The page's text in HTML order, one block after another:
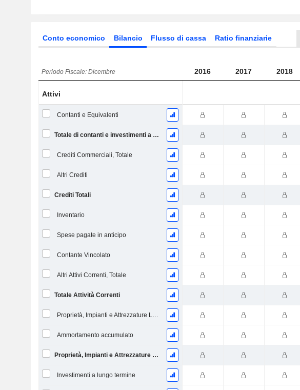
Conto economico Bilancio Flusso di cassa Ratio finanziarie
Periodo Fiscale: Dicembre 2016 2017 2018
Attivi
Contanti e Equivalenti
Totale di contanti e investimenti a breve termine
Crediti Commerciali, Totale
Altri Crediti
Crediti Totali
Inventario
Spese pagate in anticipo
Contante Vincolato
Altri Attivi Correnti, Totale
Totale Attività Correnti
Proprietà, Impianti e Attrezzature Lordi
Ammortamento accumulato
Proprietà, Impianti e Attrezzature Nette
Investimenti a lungo termine